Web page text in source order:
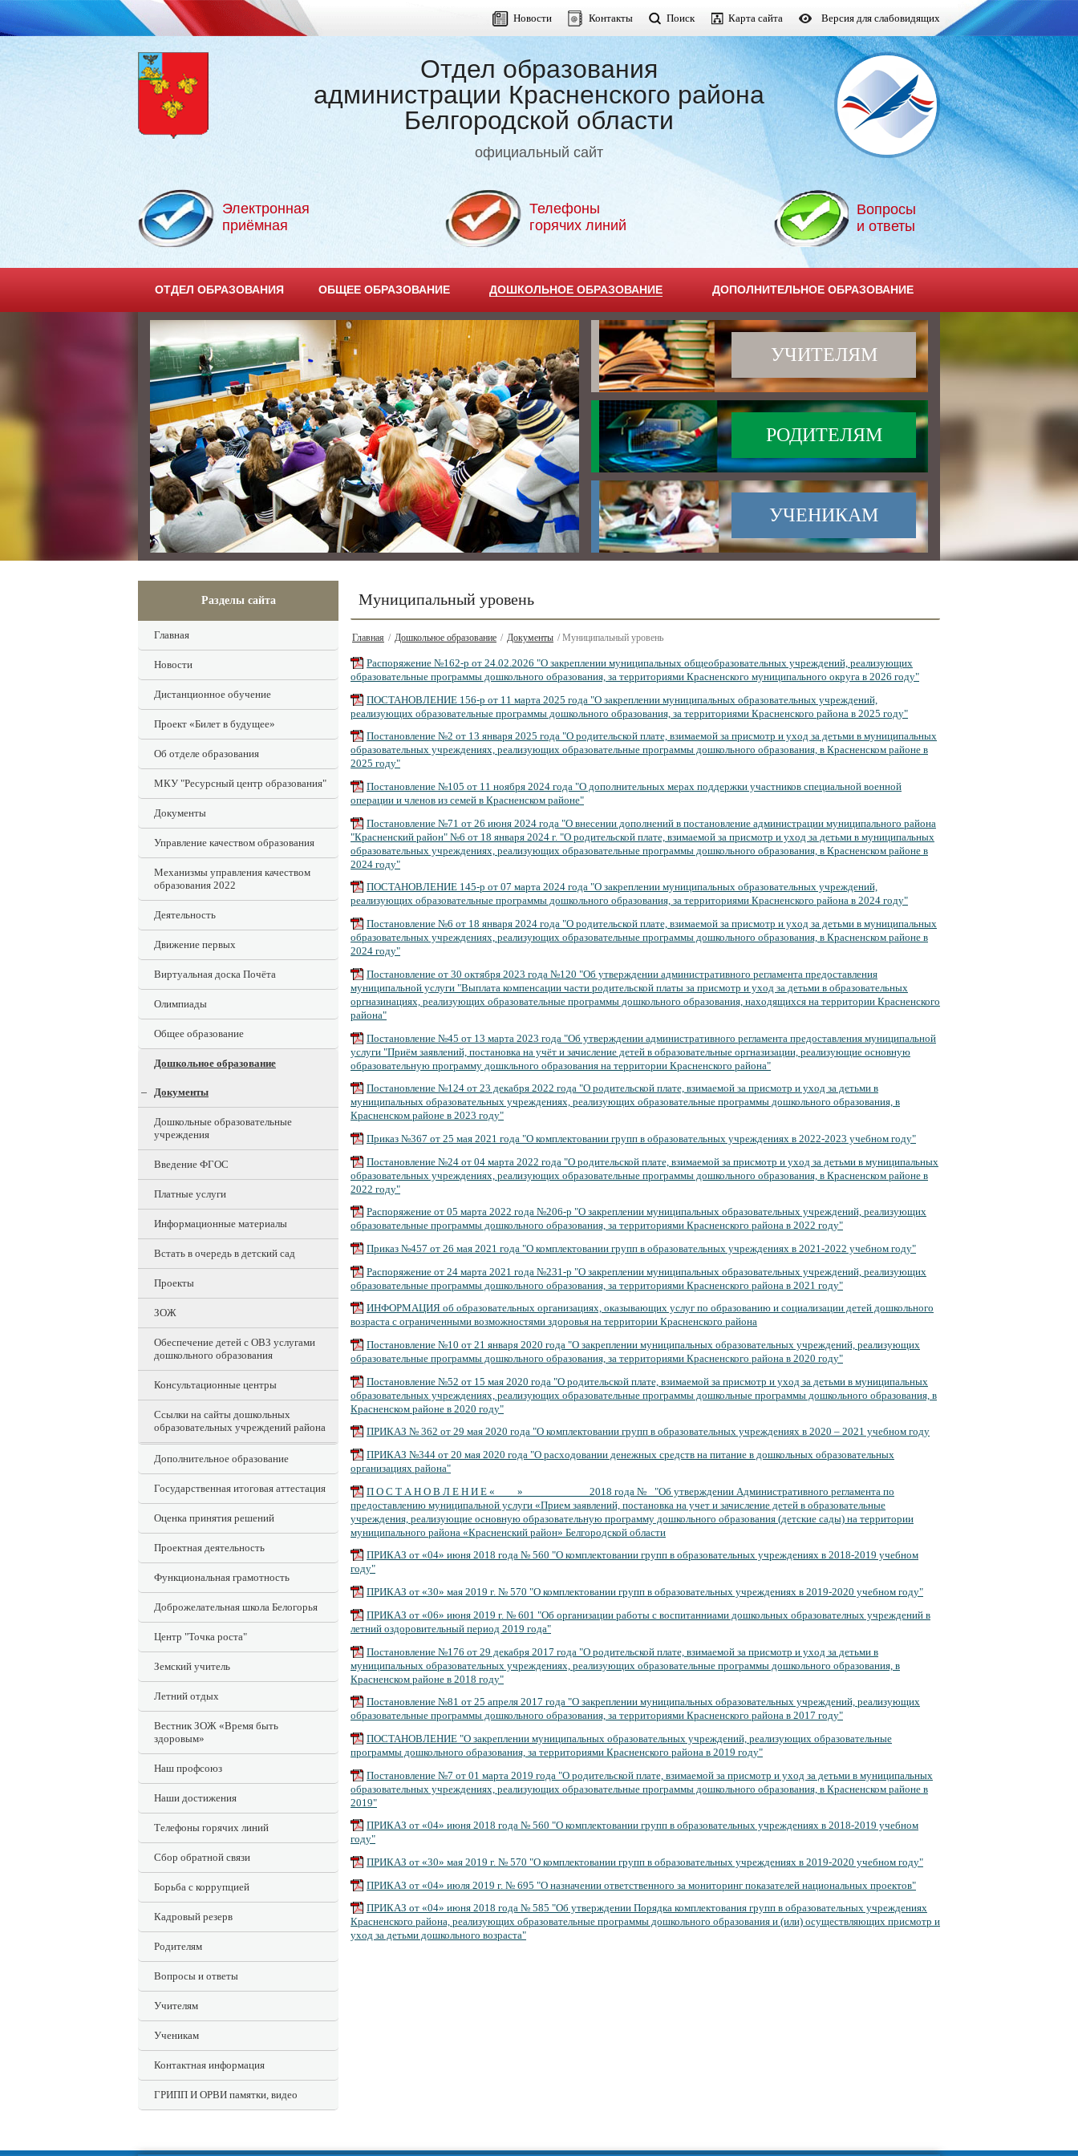
Новости Контакты Поиск Карта сайта Версия для слабовидящих
Отдел образования
администрации Красненского района
Белгородской области
официальный сайт
Электронная
приёмная
Телефоны
горячих линий
Вопросы
и ответы
ОТДЕЛ ОБРАЗОВАНИЯ ОБЩЕЕ ОБРАЗОВАНИЕ ДОШКОЛЬНОЕ ОБРАЗОВАНИЕ ДОПОЛНИТЕЛЬНОЕ ОБРАЗОВАНИЕ
УЧИТЕЛЯМ
РОДИТЕЛЯМ
УЧЕНИКАМ
Разделы сайта
Главная
Новости
Дистанционное обучение
Проект «Билет в будущее»
Об отделе образования
МКУ "Ресурсный центр образования"
Документы
Управление качеством образования
Механизмы управления качеством
образования 2022
Деятельность
Движение первых
Виртуальная доска Почёта
Олимпиады
Общее образование
Дошкольное образование
Документы
Дошкольные образовательные
учреждения
Введение ФГОС
Платные услуги
Информационные материалы
Встать в очередь в детский сад
Проекты
ЗОЖ
Обеспечение детей с ОВЗ услугами
дошкольного образования
Консультационные центры
Ссылки на сайты дошкольных
образовательных учреждений района
Дополнительное образование
Государственная итоговая аттестация
Оценка принятия решений
Проектная деятельность
Функциональная грамотность
Доброжелательная школа Белогорья
Центр "Точка роста"
Земский учитель
Летний отдых
Вестник ЗОЖ «Время быть
здоровым»
Наш профсоюз
Наши достижения
Телефоны горячих линий
Сбор обратной связи
Борьба с коррупцией
Кадровый резерв
Родителям
Вопросы и ответы
Учителям
Ученикам
Контактная информация
ГРИПП И ОРВИ памятки, видео
Муниципальный уровень
Главная / Дошкольное образование / Документы / Муниципальный уровень
Распоряжение №162-р от 24.02.2026 "О закреплении муниципальных общеобразовательных учреждений, реализующих
образовательные программы дошкольного образования, за территориями Красненского муниципального округа в 2026 году"
ПОСТАНОВЛЕНИЕ 156-р от 11 марта 2025 года "О закреплении муниципальных образовательных учреждений,
реализующих образовательные программы дошкольного образования, за территориями Красненского района в 2025 году"
Постановление №2 от 13 января 2025 года "О родительской плате, взимаемой за присмотр и уход за детьми в муниципальных
образовательных учреждениях, реализующих образовательные программы дошкольного образования, в Красненском районе в
2025 году"
Постановление №105 от 11 ноября 2024 года "О дополнительных мерах поддержки участников специальной военной
операции и членов из семей в Красненском районе"
Постановление №71 от 26 июня 2024 года "О внесении дополнений в постановление администрации муниципального района
"Красненский район" №6 от 18 января 2024 г. "О родительской плате, взимаемой за присмотр и уход за детьми в муниципальных
образовательных учреждениях, реализующих образовательные программы дошкольного образования, в Красненском районе в
2024 году"
ПОСТАНОВЛЕНИЕ 145-р от 07 марта 2024 года "О закреплении муниципальных образовательных учреждений,
реализующих образовательные программы дошкольного образования, за территориями Красненского района в 2024 году"
Постановление №6 от 18 января 2024 года "О родительской плате, взимаемой за присмотр и уход за детьми в муниципальных
образовательных учреждениях, реализующих образовательные программы дошкольного образования, в Красненском районе в
2024 году"
Постановление от 30 октября 2023 года №120 "Об утверждении административного регламента предоставления
муниципальной услуги "Выплата компенсации части родительской платы за присмотр и уход за детьми в образовательных
оргназинациях, реализующих образовательные программы дошкольного образования, находящихся на территории Красненского
района"
Постановление №45 от 13 марта 2023 года "Об утверждении административного регламента предоставления муниципальной
услуги "Приём заявлений, постановка на учёт и зачисление детей в образовательные оргназизации, реализующие основную
образовательную программу дошкльного образования на территории Красненского района"
Постановление №124 от 23 декабря 2022 года "О родительской плате, взимаемой за присмотр и уход за детьми в
муниципальных образовательных учреждениях, реализующих образовательные программы дошкольного образования, в
Красненском районе в 2023 году"
Приказ №367 от 25 мая 2021 года "О комплектовании групп в образовательных учреждениях в 2022-2023 учебном году"
Постановление №24 от 04 марта 2022 года "О родительской плате, взимаемой за присмотр и уход за детьми в муниципальных
образовательных учреждениях, реализующих образовательные программы дошкольного образования, в Красненском районе в
2022 году"
Распоряжение от 05 марта 2022 года №206-р "О закреплении муниципальных образовательных учреждений, реализующих
образовательные программы дошкольного образования, за территориями Красненского района в 2022 году"
Приказ №457 от 26 мая 2021 года "О комплектовании групп в образовательных учреждениях в 2021-2022 учебном году"
Распоряжение от 24 марта 2021 года №231-р "О закреплении муниципальных образовательных учреждений, реализующих
образовательные программы дошкольного образования, за территориями Красненского района в 2021 году"
ИНФОРМАЦИЯ об образовательных организациях, оказывающих услуг по образованию и социализации детей дошкольного
возраста с ограниченными возможностями здоровья на территории Красненского района
Постановление №10 от 21 января 2020 года "О закреплении муниципальных образовательных учреждений, реализующих
образовательные программы дошкольного образования, за территориями Красненского района в 2020 году"
Постановление №52 от 15 мая 2020 года "О родительской плате, взимаемой за присмотр и уход за детьми в муниципальных
образовательных учреждениях, реализующих образовательные программы дошкольные программы дошкольного образования, в
Красненском районе в 2020 году"
ПРИКАЗ № 362 от 29 мая 2020 года "О комплектовании групп в образовательных учреждениях в 2020 – 2021 учебном году
ПРИКАЗ №344 от 20 мая 2020 года "О расходовании денежных средств на питание в дошкольных образовательных
организациях района"
П О С Т А Н О В Л Е Н И Е «____» ___________ 2018 года №_ "Об утверждении Административного регламента по
предоставлению муниципальной услуги «Прием заявлений, постановка на учет и зачисление детей в образовательные
учреждения, реализующие основную образовательную программу дошкольного образования (детские сады) на территории
муниципального района «Красненский район» Белгородской области
ПРИКАЗ от «04» июня 2018 года № 560 "О комплектовании групп в образовательных учреждениях в 2018-2019 учебном
году"
ПРИКАЗ от «30» мая 2019 г. № 570 "О комплектовании групп в образовательных учреждениях в 2019-2020 учебном году"
ПРИКАЗ от «06» июня 2019 г. № 601 "Об организации работы с воспитанниами дошкольных образователных учреждений в
летний оздоровительный период 2019 года"
Постановление №176 от 29 декабря 2017 года "О родительской плате, взимаемой за присмотр и уход за детьми в
муниципальных образовательных учреждениях, реализующих образовательные программы дошкольного образования, в
Красненском районе в 2018 году"
Постановление №81 от 25 апреля 2017 года "О закреплении муниципальных образовательных учреждений, реализующих
образовательные программы дошкольного образования, за территориями Красненского района в 2017 году"
ПОСТАНОВЛЕНИЕ "О закреплении муниципальных образовательных учреждений, реализующих образовательные
программы дошкольного образования, за территориями Красненского района в 2019 году"
Постановление №7 от 01 марта 2019 года "О родительской плате, взимаемой за присмотр и уход за детьми в муниципальных
образовательных учреждениях, реализующих образовательные программы дошкольного образования, в Красненском районе в
2019"
ПРИКАЗ от «04» июня 2018 года № 560 "О комплектовании групп в образовательных учреждениях в 2018-2019 учебном
году"
ПРИКАЗ от «30» мая 2019 г. № 570 "О комплектовании групп в образовательных учреждениях в 2019-2020 учебном году"
ПРИКАЗ от «04» июля 2019 г. № 695 "О назначении ответственного за мониторинг показателей национальных проектов"
ПРИКАЗ от «04» июня 2018 года № 585 "Об утверждении Порядка комплектования групп в образовательных учреждениях
Красненского района, реализующих образовательные программы дошкольного образования и (или) осуществляющих присмотр и
уход за детьми дошкольного возраста"